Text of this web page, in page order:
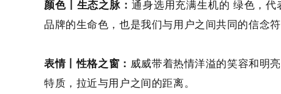
颜色丨 生态之脉： 通身选用充满生机的 绿色，
品牌的生命色，也是我们与用户之间共同的信念符
表情丨性格之窗： 威威带着热情洋溢的笑容和明
特质，拉近与用户之间的距离。